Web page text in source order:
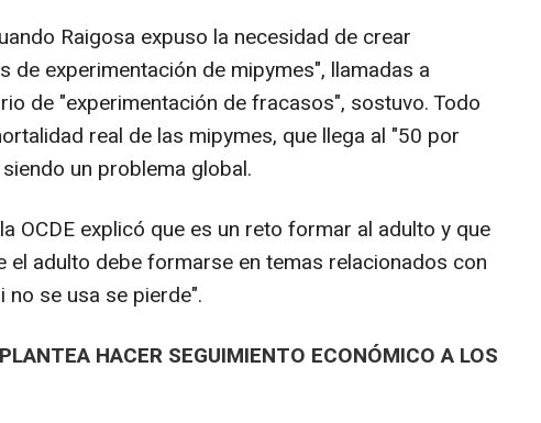
Raigosa expuso la necesidad de crear
de experimentación de mipymes", llamadas a
de "experimentación de fracasos", sostuvo. Todo
real de las mipymes, que llega al "50 por
un problema global.
OCDE explicó que es un reto formar al adulto y que
el adulto debe formarse en temas relacionados con
se usa se pierde".
HACER SEGUIMIENTO ECONÓMICO A LOS